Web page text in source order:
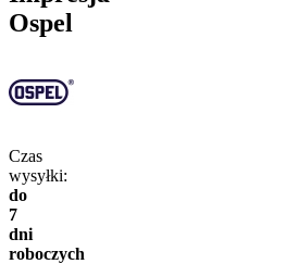
Ospel
Czas
wysyłki:
do
7
dni
roboczych